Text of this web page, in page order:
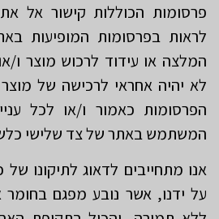
פרסומות הכוללות קישור אל
לראות בפרסומות המופיעות
המלצה או עידוד לרכוש מוצר ו/
לא יהיה אחראי לרכישה של
הפרסומות כאמור ו/או לכל
המשתמש באתר של צד שלישי
אנו מתחייבים לדאוג לתיקונו
על ידנו, אשר נובע מפגם בחומר